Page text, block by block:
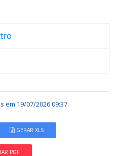
em 19/07/2026 09:37.
GERAR XLS
PDF